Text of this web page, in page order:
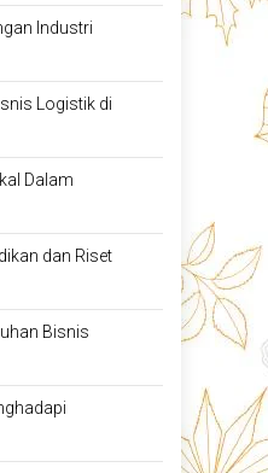
Industri
Logistik di
Dalam
dan Riset
Bisnis